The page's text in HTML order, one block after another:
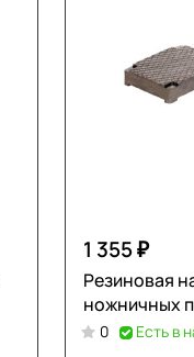
1 355 ₽
Резиновая
ножничных
0 Есть в